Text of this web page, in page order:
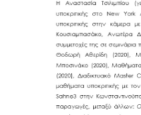
CONTACT